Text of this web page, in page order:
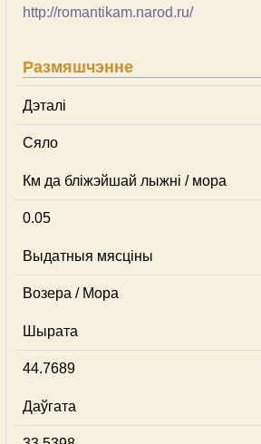
http://romantikam.narod.ru/
Размяшчэнне
Дэталі
Сяло
Км да бліжэйшай лыжні / мора
0.05
Выдатныя мясціны
Возера / Мора
Шырата
44.7689
Даўгата